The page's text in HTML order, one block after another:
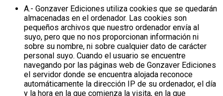
A.- Gonzaver Ediciones utiliza cookies que se quedarán
almacenadas en el ordenador. Las cookies son
pequeños archivos que nuestro ordenador envía al
suyo, pero que no nos proporcionan información ni
sobre su nombre, ni sobre cualquier dato de carácter
personal suyo. Cuando el usuario se encuentre
navegando por las páginas web de Gonzaver Ediciones
el servidor donde se encuentra alojada reconoce
automáticamente la dirección IP de su ordenador, el día
y la hora en la que comienza la visita, en la que